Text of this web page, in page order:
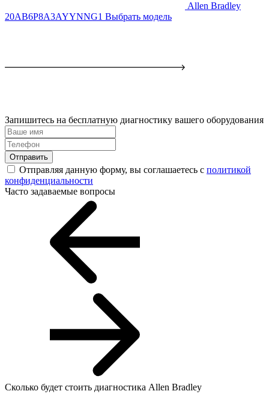
Allen Bradley
20AB6P8A3AYYNNG1 Выбрать модель
Запишитесь на бесплатную диагностику вашего оборудования
Отправить
Отправляя данную форму, вы соглашаетесь с политикой
конфиденциальности
Часто задаваемые вопросы
Сколько будет стоить диагностика Allen Bradley